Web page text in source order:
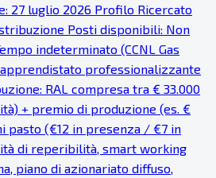
27 luglio 2026 Profilo Ricercato
Posti disponibili: Non
indeterminato (CCNL Gas
professionalizzante
RAL compresa tra € 33.000
+ premio di produzione (es. €
pasto (€12 in presenza / €7 in
di reperibilità, smart working
piano di azionariato diffuso,